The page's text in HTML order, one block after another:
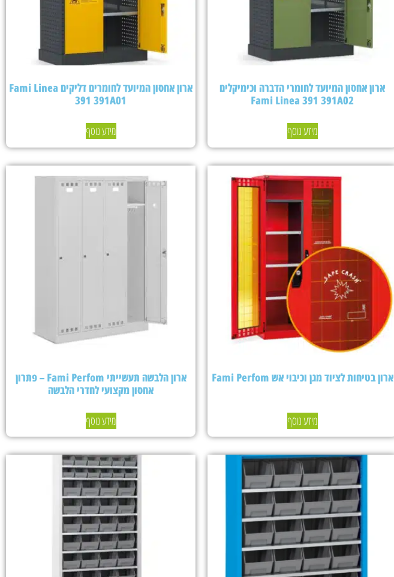
ארון אחסון המיועד לחומרי הדברה וכימיקלים
Fami Linea 391 391A02
מידע נוסף
ארון אחסון המיועד לחומרים דליקים Fami Linea
391 391A01
מידע נוסף
ארון בטיחות לציוד מגן וכיבוי אש Fami Perfom
מידע נוסף
ארון הלבשה תעשייתי Fami Perfom – פתרון
אחסון מקצועי לחדרי הלבשה
מידע נוסף